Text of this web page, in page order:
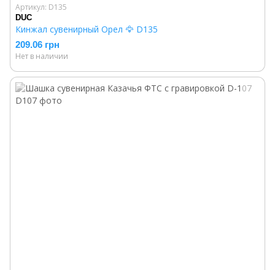
Артикул: D135
DUC
Кинжал сувенирный Орел 🦅 D135
209.06 грн
Нет в наличии